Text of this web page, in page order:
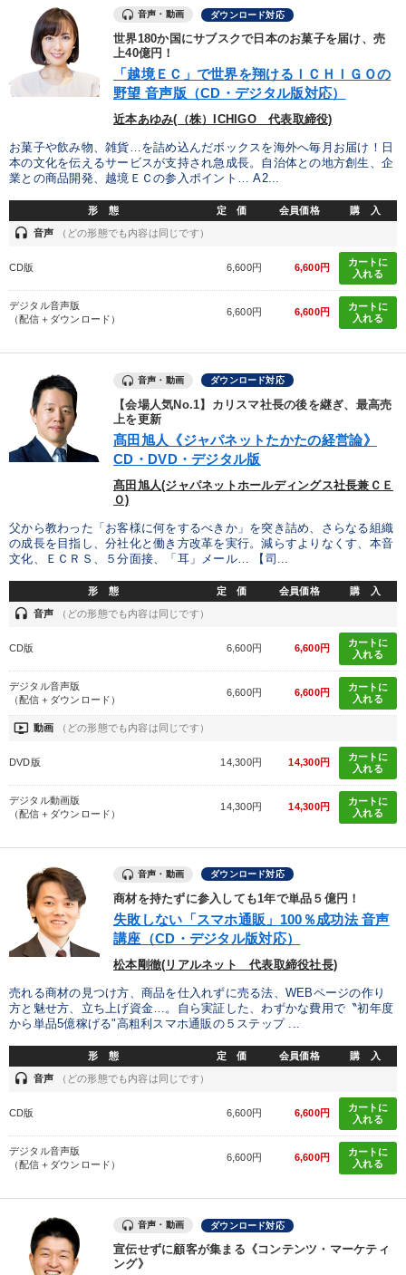
カテゴリー
歴史・古典に学ぶ実務講話
会社のパフォーマンスを高める講話
2025年夏季全国経営者セミナー収録講演ＣＤ・講演ＤＶＤ・デジ
タル版（音声／動画ストリーミング・ダウンロード）
経営者のための《音声・動画で学ぶ》講演シリーズ
後継社長・アトツギ
「利上げ時代の最新・銀行対策」＋「不動産市況予測」＋「市場
予測と株式投資」最新刊
資産戦略
最新刊・戦略参謀ChatGPT実戦法と中小企業のDXと講話ご案内
売上直結の営業力や販売力を獲得する 改善・生産性向上
目的別
社長の姿勢を学びたい 販売力を強化したい
財務・数字力の向上 発想力を磨きたい
キーワード
一流人 ランチェスター戦略 AI
ドラッカー
※「更新」を押すと「カテゴリー」「目的別」「キーワード」を更新いただけます。
local_offer タグから探す refresh 更新する
すべての音声・動画（全2077タイトル）からお探しいただけます
タグ・キーワード
企業文化 仕事術・ビジネスハック 両利きの経営
感動講話 繁盛 一流人 教育 相続・事業承継
理念・パーパス
リベラルアーツ
労務問題・リスク対策 デジタルマーケティング
イノベーション
音声・動画 ダウンロード対応
世界180か国にサブスクで日本のお菓子を届け、売
上40億円！
「越境ＥＣ」で世界を翔けるＩＣＨＩＧＯの
野望 音声版（CD・デジタル版対応）
近本あゆみ(（株）ICHIGO 代表取締役)
お菓子や飲み物、雑貨…を詰め込んだボックスを海外へ毎月お届け！日
本の文化を伝えるサービスが支持され急成長。自治体との地方創生、企
業との商品開発、越境ＥＣの参入ポイント… A2...
形 態 定 価 会員価格 購 入
headset 音声 （どの形態でも内容は同じです）
CD版 6,600円 6,600円
カートに
入れる
デジタル音声版
（配信＋ダウンロード）
6,600円 6,600円
カートに
入れる
音声・動画 ダウンロード対応
【会場人気No.1】カリスマ社長の後を継ぎ、最高売
上を更新
髙田旭人《ジャパネットたかたの経営論》
CD・DVD・デジタル版
髙田旭人(ジャパネットホールディングス社長兼ＣＥ
Ｏ)
父から教わった「お客様に何をするべきか」を突き詰め、さらなる組織
の成長を目指し、分社化と働き方改革を実行。減らすよりなくす、本音
文化、ＥＣＲＳ、５分面接、「耳」メール… 【司...
形 態 定 価 会員価格 購 入
headset 音声 （どの形態でも内容は同じです）
CD版 6,600円 6,600円
カートに
入れる
デジタル音声版
（配信＋ダウンロード）
6,600円 6,600円
カートに
入れる
ondemand_video 動画 （どの形態でも内容は同じです）
DVD版 14,300円 14,300円
カートに
入れる
デジタル動画版
（配信＋ダウンロード）
14,300円 14,300円
カートに
入れる
音声・動画 ダウンロード対応
商材を持たずに参入しても1年で単品５億円！
失敗しない「スマホ通販」100％成功法 音声
講座（CD・デジタル版対応）
松本剛徹(リアルネット 代表取締役社長)
売れる商材の見つけ方、商品を仕入れずに売る法、WEBページの作り
方と魅せ方、立ち上げ資金…。自ら実証した、わずかな費用で〝初年度
から単品5億稼げる"高粗利スマホ通販の５ステップ ...
形 態 定 価 会員価格 購 入
headset 音声 （どの形態でも内容は同じです）
CD版 6,600円 6,600円
カートに
入れる
デジタル音声版
（配信＋ダウンロード）
6,600円 6,600円
カートに
入れる
音声・動画 ダウンロード対応
宣伝せずに顧客が集まる《コンテンツ・マーケティ
ング》